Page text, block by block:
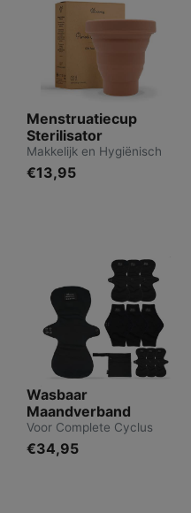
Menstruatiecup
Sterilisator
Makkelijk en Hygiënisch
€13,95
Wasbaar
Maandverband
Voor Complete Cyclus
€34,95